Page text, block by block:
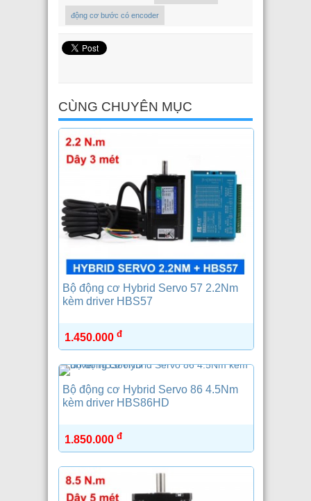
động cơ bước có encoder
CÙNG CHUYÊN MỤC
Bộ động cơ Hybrid Servo 57 2.2Nm
kèm driver HBS57
1.450.000 đ
Bộ động cơ Hybrid Servo 86 4.5Nm
kèm driver HBS86HD
1.850.000 đ